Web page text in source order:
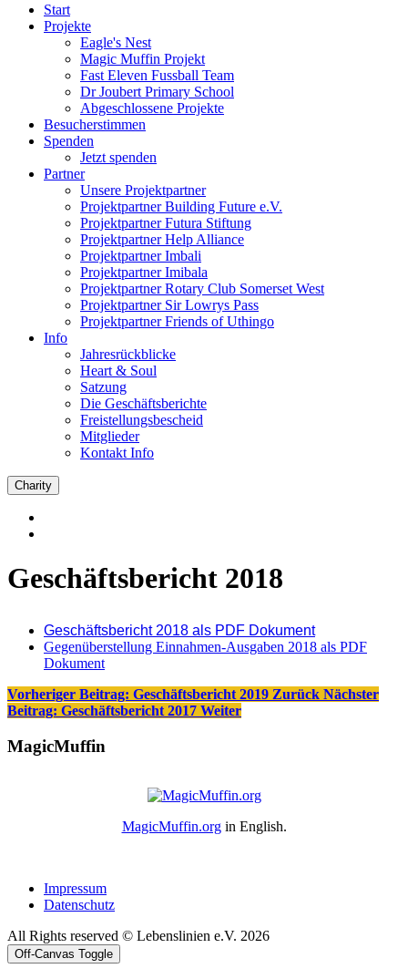
Start
Projekte
Eagle's Nest
Magic Muffin Projekt
Fast Eleven Fussball Team
Dr Joubert Primary School
Abgeschlossene Projekte
Besucherstimmen
Spenden
Jetzt spenden
Partner
Unsere Projektpartner
Projektpartner Building Future e.V.
Projektpartner Futura Stiftung
Projektpartner Help Alliance
Projektpartner Imbali
Projektpartner Imibala
Projektpartner Rotary Club Somerset West
Projektpartner Sir Lowrys Pass
Projektpartner Friends of Uthingo
Info
Jahresrückblicke
Heart & Soul
Satzung
Die Geschäftsberichte
Freistellungsbescheid
Mitglieder
Kontakt Info
Charity
Geschäftsbericht 2018
Geschäftsbericht 2018 als PDF Dokument
Gegenüberstellung Einnahmen-Ausgaben 2018 als PDF
Dokument
Vorheriger Beitrag: Geschäftsbericht 2019 Zurück Nächster
Beitrag: Geschäftsbericht 2017 Weiter
MagicMuffin
MagicMuffin.orgin English.
Impressum
Datenschutz
All Rights reserved © Lebenslinien e.V. 2026
Off-Canvas Toggle